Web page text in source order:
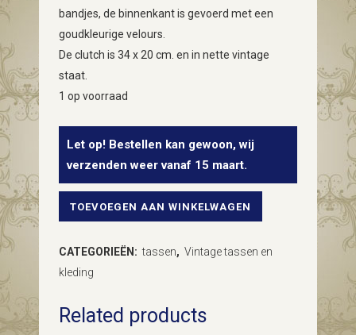
bandjes, de binnenkant is gevoerd met een
goudkleurige velours.
De clutch is 34 x 20 cm. en in nette vintage
staat.
1 op voorraad
Let op! Bestellen kan gewoon, wij
verzenden weer vanaf 15 maart.
Vintage
(tas)
Louis
TOEVOEGEN AAN WINKELWAGEN
CATEGORIEËN: tassen, Vintage tassen en
kleding
Related products